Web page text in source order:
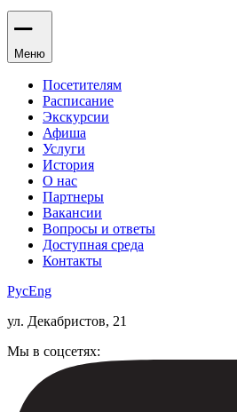
Меню
Посетителям
Расписание
Экскурсии
Афиша
Услуги
История
О нас
Партнеры
Вакансии
Вопросы и ответы
Доступная среда
Контакты
РусEng
ул. Декабристов, 21
Мы в соцсетях: